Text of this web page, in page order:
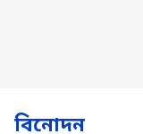
বিনোদন